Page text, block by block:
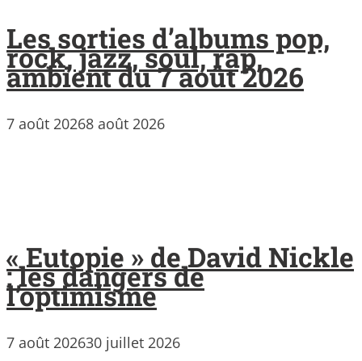
Les sorties d’albums pop,
rock, jazz, soul, rap,
ambient du 7 août 2026
7 août 20268 août 2026
« Eutopie » de David Nickle
: les dangers de
l’optimisme
7 août 202630 juillet 2026